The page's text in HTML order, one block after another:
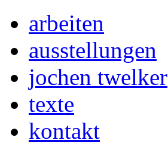
arbeiten
ausstellungen
jochen twelker
texte
kontakt